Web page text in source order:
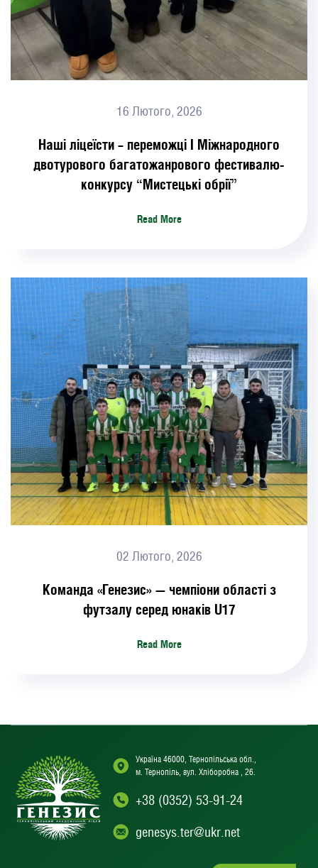
16 Лютого, 2026
Наші ліцеїсти – переможці І Міжнародного
двотурового багатожанрового фестивалю-
конкурсу “Мистецькі обрії”
Read More
02 Лютого, 2026
Команда «Генезис» — чемпіони області з
футзалу серед юнаків U17
Read More
Україна 46000, Тернопільська обл.,
м. Тернопіль, вул. Хліборобна , 26.
+38 (0352) 53-91-24
genesys.ter@ukr.net